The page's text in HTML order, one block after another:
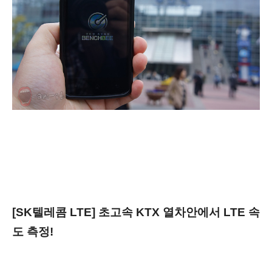
[SK텔레콤 LTE] 초고속 KTX 열차안에서 LTE 속
도 측정!